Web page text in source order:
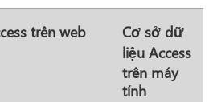
trên web
Cơ sở dữ
liệu Access
trên máy
tính